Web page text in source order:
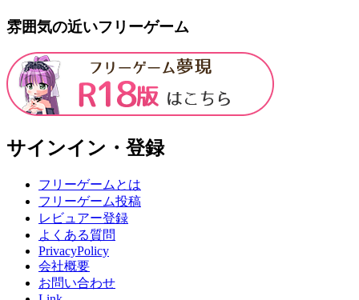
雰囲気の近いフリーゲーム
サインイン・登録
フリーゲームとは
フリーゲーム投稿
レビュアー登録
よくある質問
PrivacyPolicy
会社概要
お問い合わせ